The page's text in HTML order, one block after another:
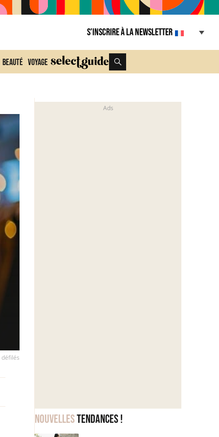
S’inscrire à la Newsletter
Beauté Voyage
Nouvellestendances !